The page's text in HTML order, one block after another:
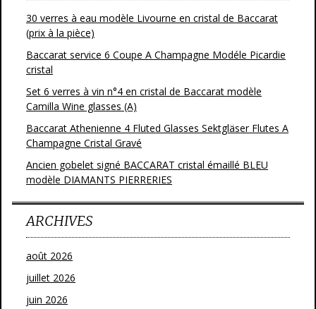
30 verres à eau modèle Livourne en cristal de Baccarat
(prix à la pièce)
Baccarat service 6 Coupe A Champagne Modéle Picardie
cristal
Set 6 verres à vin n°4 en cristal de Baccarat modèle
Camilla Wine glasses (A)
Baccarat Athenienne 4 Fluted Glasses Sektgläser Flutes A
Champagne Cristal Gravé
Ancien gobelet signé BACCARAT cristal émaillé BLEU
modèle DIAMANTS PIERRERIES
ARCHIVES
août 2026
juillet 2026
juin 2026